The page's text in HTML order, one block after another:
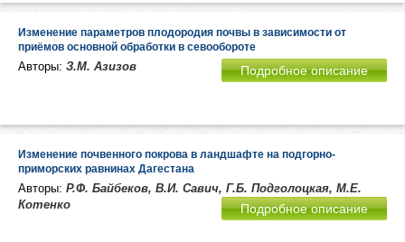
Изменение параметров плодородия почвы в зависимости от
приёмов основной обработки в севообороте
Авторы: З.М. Азизов Подробное описание
Изменение почвенного покрова в ландшафте на подгорно-
приморских равнинах Дагестана
Авторы: Р.Ф. Байбеков, В.И. Савич, Г.Б. Подголоцкая, М.Е.
Котенко
Подробное описание